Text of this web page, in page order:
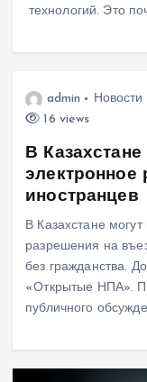
технологий. Это
admin Новости
16 views
В
электронное
иностранцев
В Казахстане
разрешения на
без гражданства.
«Открытые НПА».
публичного